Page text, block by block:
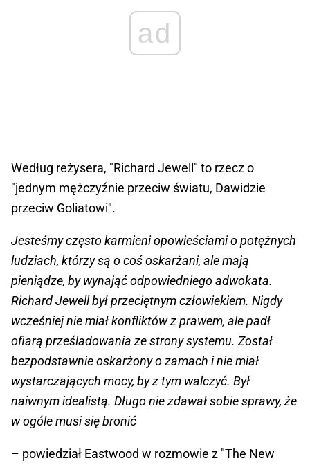
ad
Według reżysera, "Richard Jewell" to rzecz o
"jednym mężczyźnie przeciw światu, Dawidzie
przeciw Goliatowi".
Jesteśmy często karmieni opowieściami o potężnych
ludziach, którzy są o coś oskarżani, ale mają
pieniądze, by wynająć odpowiedniego adwokata.
Richard Jewell był przeciętnym człowiekiem. Nigdy
wcześniej nie miał konfliktów z prawem, ale padł
ofiarą prześladowania ze strony systemu. Został
bezpodstawnie oskarżony o zamach i nie miał
wystarczających mocy, by z tym walczyć. Był
naiwnym idealistą. Długo nie zdawał sobie sprawy, że
w ogóle musi się bronić
– powiedział Eastwood w rozmowie z "The New